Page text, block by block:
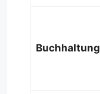
Buchhaltung